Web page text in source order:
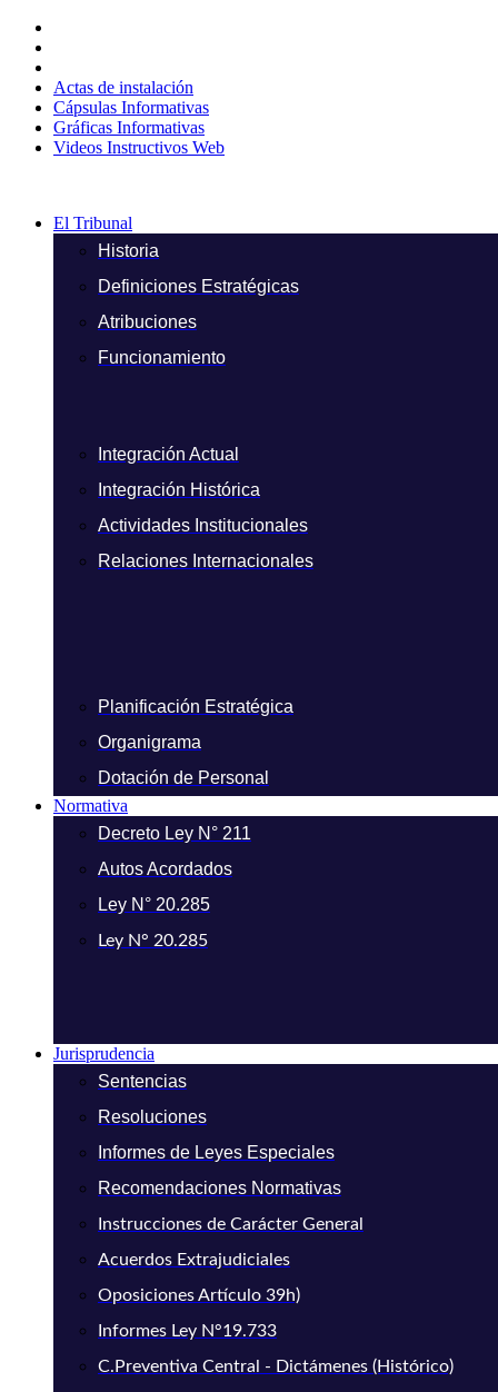
contenido
Actas de instalación
Cápsulas Informativas
Gráficas Informativas
Videos Instructivos Web
El Tribunal
Historia
Definiciones Estratégicas
Atribuciones
Funcionamiento
Integración Actual
Integración Histórica
Actividades Institucionales
Relaciones Internacionales
Planificación Estratégica
Organigrama
Dotación de Personal
Normativa
Decreto Ley N° 211
Autos Acordados
Ley N° 20.285
Ley N° 20.285
Jurisprudencia
Sentencias
Resoluciones
Informes de Leyes Especiales
Recomendaciones Normativas
Instrucciones de Carácter General
Acuerdos Extrajudiciales
Oposiciones Artículo 39h)
Informes Ley N°19.733
C.Preventiva Central - Dictámenes (Histórico)